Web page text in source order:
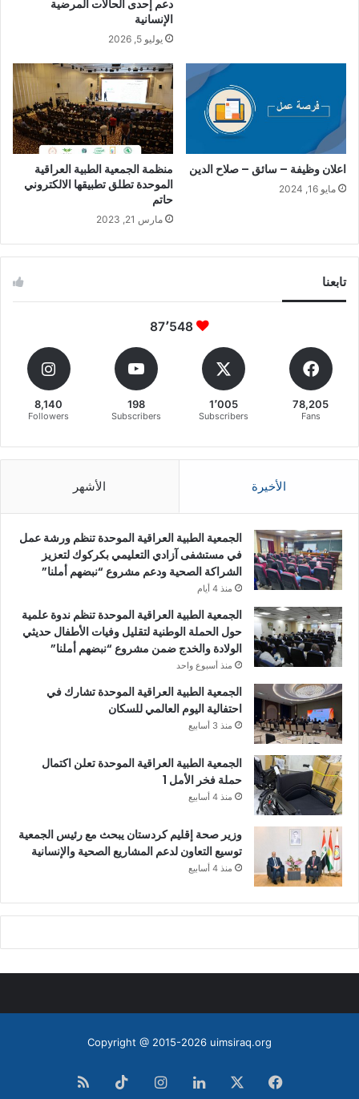
دعم إحدى الحالات المرضية
الإنسانية
يوليو 5, 2026
اعلان وظيفة – سائق – صلاح الدين
مايو 16, 2024
منظمة الجمعية الطبية العراقية
الموحدة تطلق تطبيقها الالكتروني
حاتم
مارس 21, 2023
تابعنا
87٬548
78,205
Fans
1٬005
Subscribers
198
Subscribers
8,140
Followers
الأخيرة الأشهر
الجمعية الطبية العراقية الموحدة تنظم ورشة عمل
في مستشفى آزادي التعليمي بكركوك لتعزيز
الشراكة الصحية ودعم مشروع “نبضهم أملنا”
منذ 4 أيام
الجمعية الطبية العراقية الموحدة تنظم ندوة علمية
حول الحملة الوطنية لتقليل وفيات الأطفال حديثي
الولادة والخدج ضمن مشروع “نبضهم أملنا”
منذ أسبوع واحد
الجمعية الطبية العراقية الموحدة تشارك في
احتفالية اليوم العالمي للسكان
منذ 3 أسابيع
الجمعية الطبية العراقية الموحدة تعلن اكتمال
حملة فخر الأمل 1
منذ 4 أسابيع
وزير صحة إقليم كردستان يبحث مع رئيس الجمعية
توسيع التعاون لدعم المشاريع الصحية والإنسانية
منذ 4 أسابيع
Copyright @ 2015-2026 uimsiraq.org